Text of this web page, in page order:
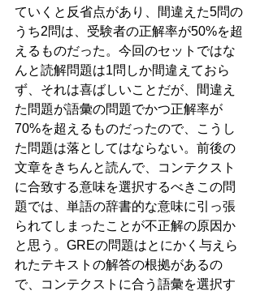
ていくと反省点があり、間違えた5問の
うち2問は、受験者の正解率が50%を超
えるものだった。今回のセットではな
んと読解問題は1問しか間違えておら
ず、それは喜ばしいことだが、間違え
た問題が語彙の問題でかつ正解率が
70%を超えるものだったので、こうし
た問題は落としてはならない。前後の
文章をきちんと読んで、コンテクスト
に合致する意味を選択するべきこの問
題では、単語の辞書的な意味に引っ張
られてしまったことが不正解の原因か
と思う。GREの問題はとにかく与えら
れたテキストの解答の根拠があるの
で、コンテクストに合う語彙を選択す